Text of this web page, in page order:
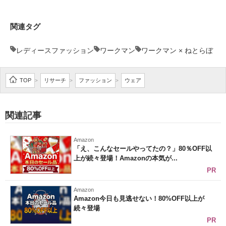
企業向けIT製品の総合サイト
製造業のIT導入・活用を支援
モノづくり技術者専門サイト
エレクトロニクス専門サイト
電子設計の基本と応用
エネルギーの専門メディア
関連タグ
レディースファッション ワークマン ワークマン × ねとらぼ
TOP > リサーチ > ファッション > ウェア
関連記事
Amazon
「え、こんなセールやってたの？」80％OFF以
上が続々登場！Amazonの本気が...
PR
Amazon
Amazon今日も見逃せない！80%OFF以上が
続々登場
PR